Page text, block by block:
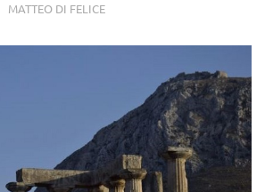
MATTEO DI FELICE